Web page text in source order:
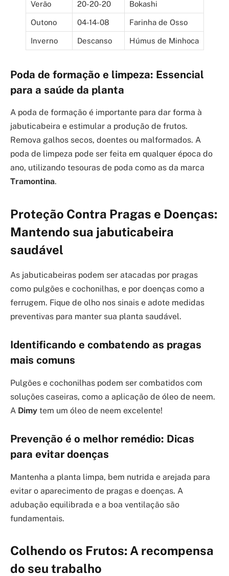
Verão 20-20-20 Bokashi
Outono 04-14-08 Farinha de Osso
Inverno Descanso Húmus de Minhoca
Poda de formação e limpeza: Essencial
para a saúde da planta
A poda de formação é importante para dar forma à
jabuticabeira e estimular a produção de frutos.
Remova galhos secos, doentes ou malformados. A
poda de limpeza pode ser feita em qualquer época do
ano, utilizando tesouras de poda como as da marca
Tramontina.
Proteção Contra Pragas e Doenças:
Mantendo sua jabuticabeira
saudável
As jabuticabeiras podem ser atacadas por pragas
como pulgões e cochonilhas, e por doenças como a
ferrugem. Fique de olho nos sinais e adote medidas
preventivas para manter sua planta saudável.
Identificando e combatendo as pragas
mais comuns
Pulgões e cochonilhas podem ser combatidos com
soluções caseiras, como a aplicação de óleo de neem.
A Dimy tem um óleo de neem excelente!
Prevenção é o melhor remédio: Dicas
para evitar doenças
Mantenha a planta limpa, bem nutrida e arejada para
evitar o aparecimento de pragas e doenças. A
adubação equilibrada e a boa ventilação são
fundamentais.
Colhendo os Frutos: A recompensa
do seu trabalho